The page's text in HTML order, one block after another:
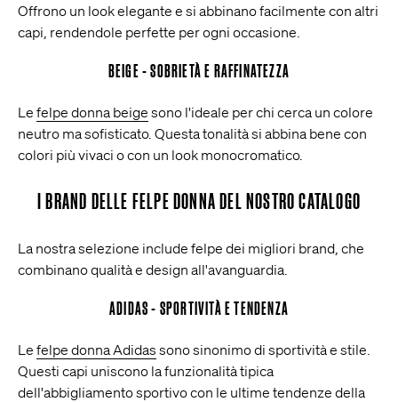
Offrono un look elegante e si abbinano facilmente con altri
capi, rendendole perfette per ogni occasione.
BEIGE - SOBRIETÀ E RAFFINATEZZA
Le felpe donna beige sono l'ideale per chi cerca un colore
neutro ma sofisticato. Questa tonalità si abbina bene con
colori più vivaci o con un look monocromatico.
I BRAND DELLE FELPE DONNA DEL NOSTRO CATALOGO
La nostra selezione include felpe dei migliori brand, che
combinano qualità e design all'avanguardia.
ADIDAS - SPORTIVITÀ E TENDENZA
Le felpe donna Adidas sono sinonimo di sportività e stile.
Questi capi uniscono la funzionalità tipica
dell'abbigliamento sportivo con le ultime tendenze della